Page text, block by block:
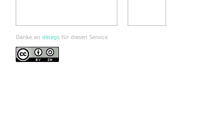
Danke an delegs für diesen Service.